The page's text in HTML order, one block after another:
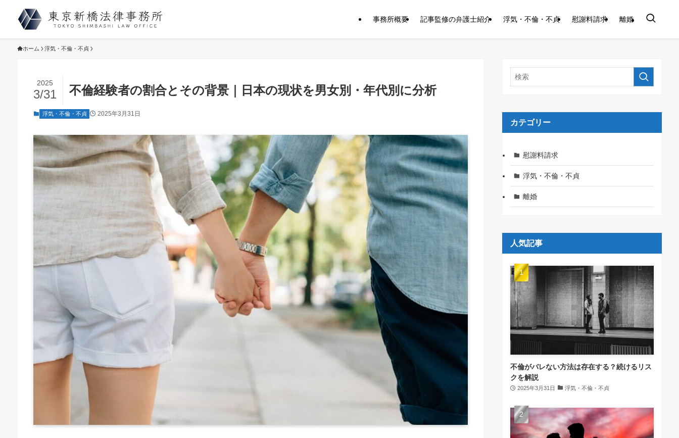
事務所概要 記事監修の弁護士紹介 浮気・不倫・不貞 慰謝料請求 離婚
ホーム 浮気・不倫・不貞
不倫経験者の割合とその背景｜日本の現状を男女別・年代別に分析
2025
3/31
浮気・不倫・不貞 2025年3月31日
カテゴリー
慰謝料請求
浮気・不倫・不貞
離婚
人気記事
不倫がバレない方法は存在する？続けるリス
クを解説
2025年3月31日 浮気・不倫・不貞